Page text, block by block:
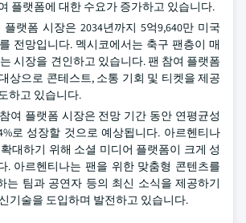
플랫폼에 대한 수요가 증가하고 있습니다.
랫폼 시장은 2034년까지 5억9,640만 미국
전망입니다. 멕시코에서는 축구 팬층이 매
시장을 견인하고 있습니다. 팬 참여 플랫폼
상으로 콘테스트, 소통 기회 및 티켓을 제공
하고 있습니다.
여 플랫폼 시장은 전망 기간 동안 연평균성
로 성장할 것으로 예상됩니다. 아르헨티나
대하기 위해 소셜 미디어 플랫폼이 크게 성
. 아르헨티나는 팬을 위한 맞춤형 콘텐츠를
는 팀과 공연자 등의 최신 소식을 제공하기
기술을 도입하며 발전하고 있습니다.